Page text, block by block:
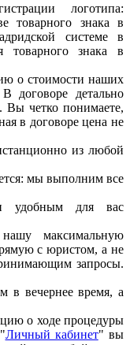
логотипа:
товарного знака в
системе в
товарного знака в
о стоимости наших
договоре детально
Вы четко понимаете,
в договоре цена не
из любой
мы выполним все
удобным для вас
максимальную
с юристом, а не
запросы.
в вечернее время, а
о ходе процедуры
Личный кабинет" вы